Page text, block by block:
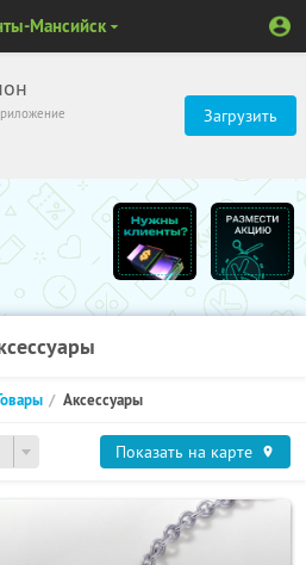
Загрузить
Мансийск
Аксессуары
Показать на карте